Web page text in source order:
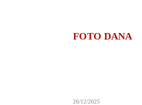
FOTO DANA
26/12/2025